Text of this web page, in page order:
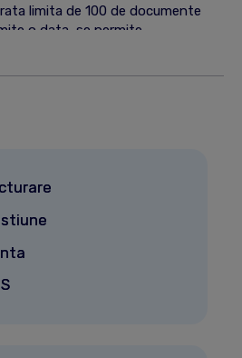
limita de 100 de documente
o data, se permite
calup de e-Facturi chiar